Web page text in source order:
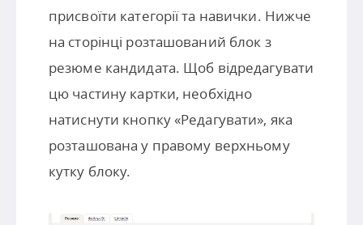
присвоїти категорії та навички. Нижче
на сторінці розташований блок з
резюме кандидата. Щоб відредагувати
цю частину картки, необхідно
натиснути кнопку «Редагувати», яка
розташована у правому верхньому
кутку блоку.